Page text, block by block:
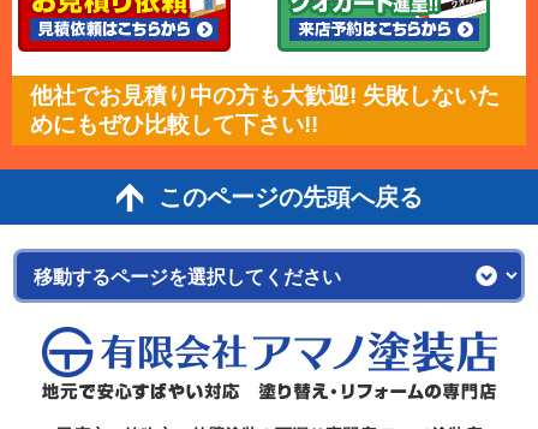
他社でお見積り中の方も大歓迎! 失敗しないた
めにもぜひ比較して下さい!!
このページの先頭へ戻る